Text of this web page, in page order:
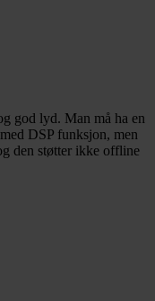
god lyd. Man må ha en
DSP funksjon, men
den støtter ikke offline